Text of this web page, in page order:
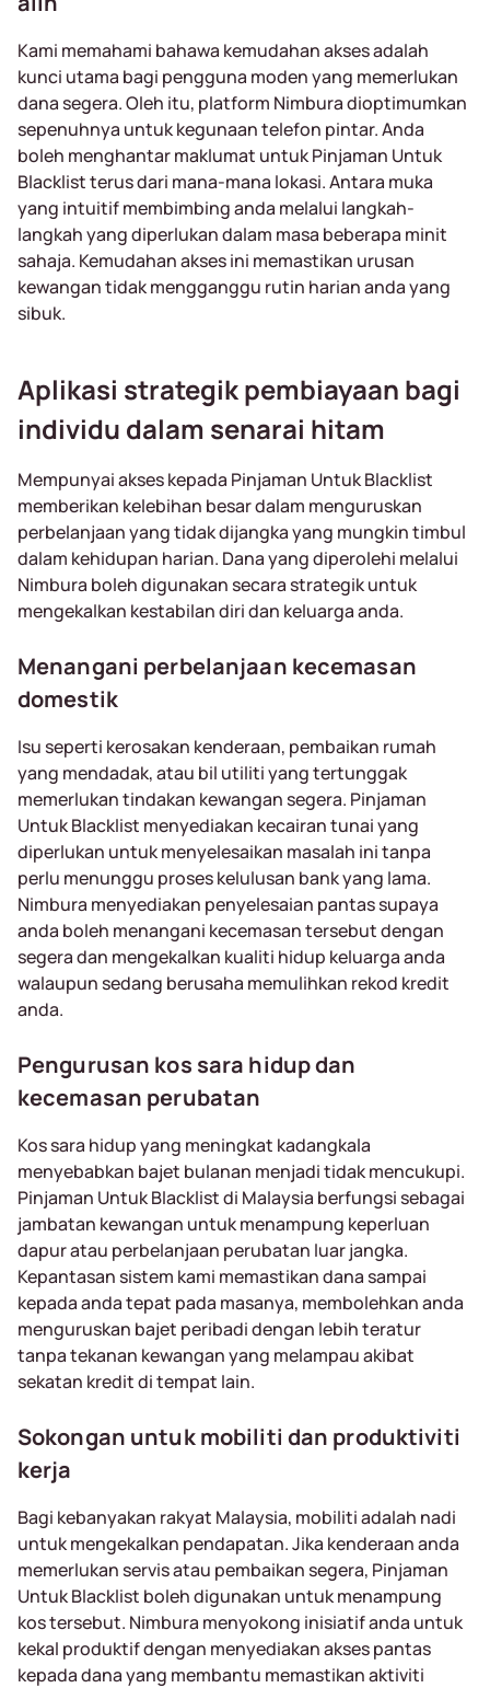
Kami memahami bahawa kemudahan akses adalah
kunci utama bagi pengguna moden yang memerlukan
dana segera. Oleh itu, platform Nimbura dioptimumkan
sepenuhnya untuk kegunaan telefon pintar. Anda
boleh menghantar maklumat untuk Pinjaman Untuk
Blacklist terus dari mana-mana lokasi. Antara muka
yang intuitif membimbing anda melalui langkah-
langkah yang diperlukan dalam masa beberapa minit
sahaja. Kemudahan akses ini memastikan urusan
kewangan tidak mengganggu rutin harian anda yang
sibuk.
Aplikasi strategik pembiayaan bagi
individu dalam senarai hitam
Mempunyai akses kepada Pinjaman Untuk Blacklist
memberikan kelebihan besar dalam menguruskan
perbelanjaan yang tidak dijangka yang mungkin timbul
dalam kehidupan harian. Dana yang diperolehi melalui
Nimbura boleh digunakan secara strategik untuk
mengekalkan kestabilan diri dan keluarga anda.
Menangani perbelanjaan kecemasan
domestik
Isu seperti kerosakan kenderaan, pembaikan rumah
yang mendadak, atau bil utiliti yang tertunggak
memerlukan tindakan kewangan segera. Pinjaman
Untuk Blacklist menyediakan kecairan tunai yang
diperlukan untuk menyelesaikan masalah ini tanpa
perlu menunggu proses kelulusan bank yang lama.
Nimbura menyediakan penyelesaian pantas supaya
anda boleh menangani kecemasan tersebut dengan
segera dan mengekalkan kualiti hidup keluarga anda
walaupun sedang berusaha memulihkan rekod kredit
anda.
Pengurusan kos sara hidup dan
kecemasan perubatan
Kos sara hidup yang meningkat kadangkala
menyebabkan bajet bulanan menjadi tidak mencukupi.
Pinjaman Untuk Blacklist di Malaysia berfungsi sebagai
jambatan kewangan untuk menampung keperluan
dapur atau perbelanjaan perubatan luar jangka.
Kepantasan sistem kami memastikan dana sampai
kepada anda tepat pada masanya, membolehkan anda
menguruskan bajet peribadi dengan lebih teratur
tanpa tekanan kewangan yang melampau akibat
sekatan kredit di tempat lain.
Sokongan untuk mobiliti dan produktiviti
kerja
Bagi kebanyakan rakyat Malaysia, mobiliti adalah nadi
untuk mengekalkan pendapatan. Jika kenderaan anda
memerlukan servis atau pembaikan segera, Pinjaman
Untuk Blacklist boleh digunakan untuk menampung
kos tersebut. Nimbura menyokong inisiatif anda untuk
kekal produktif dengan menyediakan akses pantas
kepada dana yang membantu memastikan aktiviti